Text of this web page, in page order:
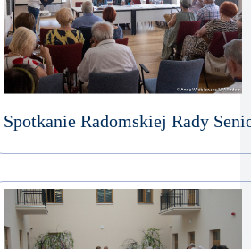
Spotkanie Radomskiej Rady